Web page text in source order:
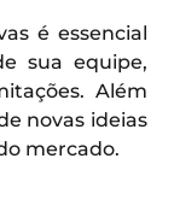
é essencial
sua equipe,
Além
novas ideias
mercado.